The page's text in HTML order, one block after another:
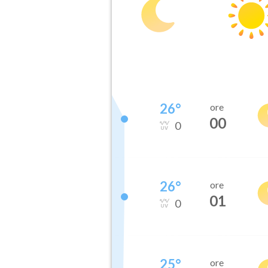
26°
0
ore
00
26°
0
ore
01
25° ore